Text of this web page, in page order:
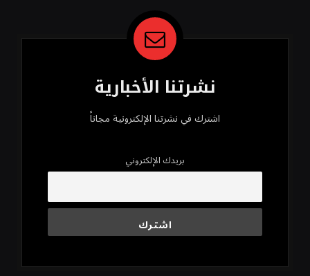
نشرتنا الأخبارية
اشترك في نشرتنا الإلكترونية مجاناً
بريدك الإلكتروني